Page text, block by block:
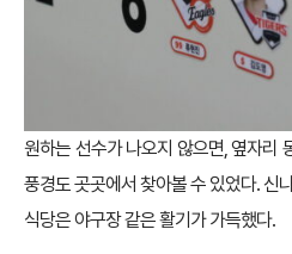
원하는 선수가 나오지 않으면, 옆자리
풍경도 곳곳에서 찾아볼 수 있었다. 신
식당은 야구장 같은 활기가 가득했다.